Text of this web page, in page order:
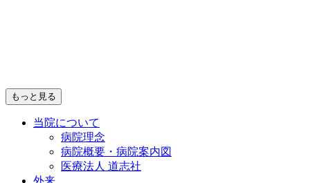
もっと見る
当院について
病院理念
病院概要・病院案内図
医療法人 道志社